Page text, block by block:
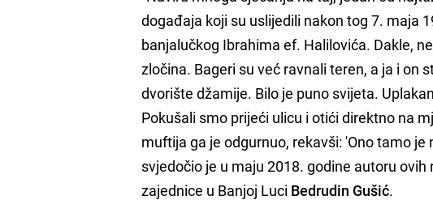
događaja koji su uslijedili nakon tog 7. maja
banjalučkog Ibrahima ef. Halilovića. Dakle,
zločina. Bageri su već ravnali teren, a ja i on
dvorište džamije. Bilo je puno svijeta.
Pokušali smo prijeći ulicu i otići direktno na
muftija ga je odgurnuo, rekavši: 'Ono tamo
svjedočio je u maju 2018. godine autoru
zajednice u Banjoj Luci Bedrudin Gušić.